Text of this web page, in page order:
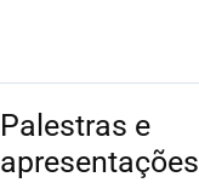
Palestras e
apresentações